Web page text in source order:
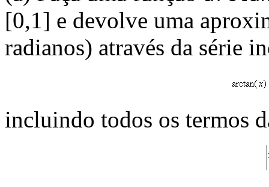
[0,1] e devolve uma
radianos) através da série
incluindo todos os termos